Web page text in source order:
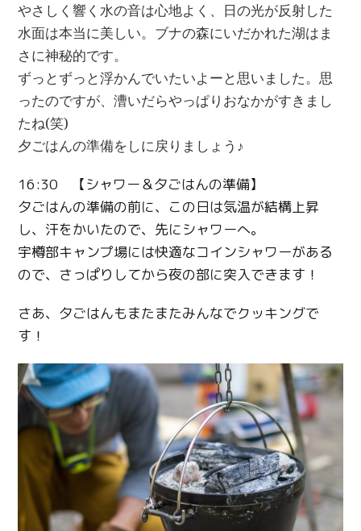
やさしく響く水の音は心地よく、日の光が反射した
水面は本当に美しい。ブナの森にいだかれた湖はま
さに神秘的です。
ずっとずっと浮かんでいたいよーと思いました。思
ったのですが、漕いだらやっぱりおなかがすきまし
たね(笑)
夕ごはんの準備をしに戻りましょう♪
16:30 【シャワー＆夕ごはんの準備】
夕ごはんの準備の前に、この日は気温が結構上昇
し、汗をかいたので、先にシャワーへ。
宇樽部キャンプ場には快適なコインシャワーがある
ので、さっぱりしてから夜の部に突入できます！
さあ、夕ごはんもまたまたみんなでクッキングで
す！